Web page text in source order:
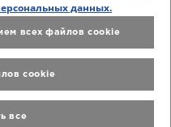
то ни было форме.
гарантии в
сайтах. Ссылки на
на данном
данных.
всех файлов cookie
cookie
все